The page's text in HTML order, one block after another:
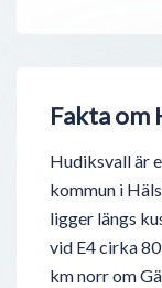
Fakta om
Hudiksvall är
kommun i
ligger längs
vid E4 cirka
km norr om